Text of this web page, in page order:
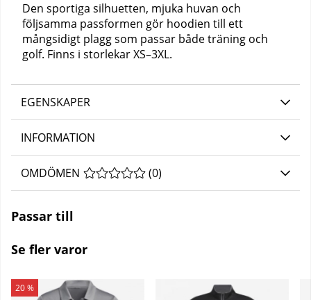
Den sportiga silhuetten, mjuka huvan och
följsamma passformen gör hoodien till ett
mångsidigt plagg som passar både träning och
golf. Finns i storlekar XS–3XL.
EGENSKAPER
INFORMATION
OMDÖMEN MEDELBETYG 0 AV 5 ANTAL BETYG 0
(0)
Passar till
Se fler varor
20 %